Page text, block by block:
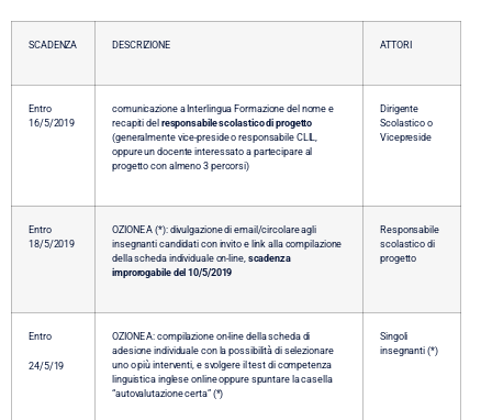
SCADENZA DESCRIZIONE ATTORI
Entro
16/5/2019
comunicazione a Interlingua Formazione del nome e
recapiti del responsabile scolastico di progetto
(generalmente vice-preside o responsabile CLIL,
oppure un docente interessato a partecipare al
progetto con almeno 3 percorsi)
Dirigente
Scolastico o
Vicepreside
Entro
18/5/2019
OZIONE A (*): divulgazione di email/circolare agli
insegnanti candidati con invito e link alla compilazione
della scheda individuale on-line, scadenza
improrogabile del 10/5/2019
Responsabile
scolastico di
progetto
Entro
24/5/19
OZIONE A: compilazione on-line della scheda di
adesione individuale con la possibilità di selezionare
uno o più interventi, e svolgere il test di competenza
linguistica inglese online oppure spuntare la casella
“autovalutazione certa” (*)
Singoli
insegnanti (*)